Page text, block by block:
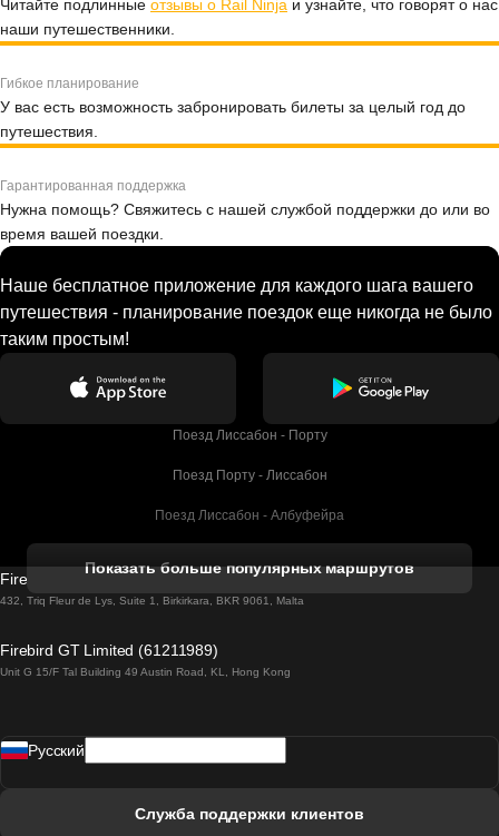
Читайте подлинные отзывы о Rail Ninja и узнайте, что говорят о нас
наши путешественники.
Гибкое планирование
У вас есть возможность забронировать билеты за целый год до
путешествия.
Гарантированная поддержка
Нужна помощь? Свяжитесь с нашей службой поддержки до или во
время вашей поездки.
Наше бесплатное приложение для каждого шага вашего
путешествия - планирование поездок еще никогда не было
таким простым!
Поезд Лиссабон - Порту
Поезд Порту - Лиссабон
Поезд Лиссабон - Албуфейра
Поезд Лиссабон - Лагос
Поезд Лиссабон - Мадрид
Показать больше популярных маршрутов
Firebird GT Limited (OC 1451)
432, Triq Fleur de Lys, Suite 1, Birkirkara, BKR 9061, Malta
Firebird GT Limited (61211989)
Unit G 15/F Tal Building 49 Austin Road, KL, Hong Kong
Pусский
Служба поддержки клиентов